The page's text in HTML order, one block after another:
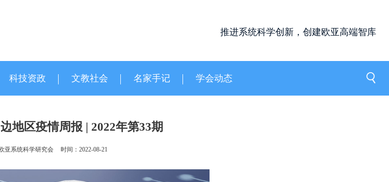
推进系统科学创新，创建欧亚高端智库
科技资政 文教社会 名家手记 学会动态
地区疫情周报 | 2022年第33期
亚系统科学研究会 时间：2022-08-21